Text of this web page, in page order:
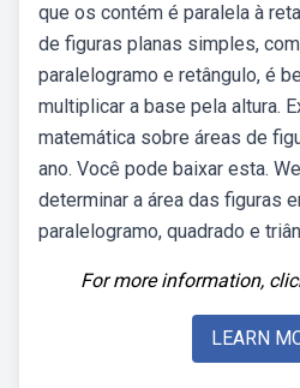
que os contém é paralela à
de figuras planas simples,
paralelogramo e retângulo, é
multiplicar a base pela altura.
matemática sobre áreas de
ano. Você pode baixar esta.
determinar a área das figuras
paralelogramo, quadrado e
For more information,
LEARN